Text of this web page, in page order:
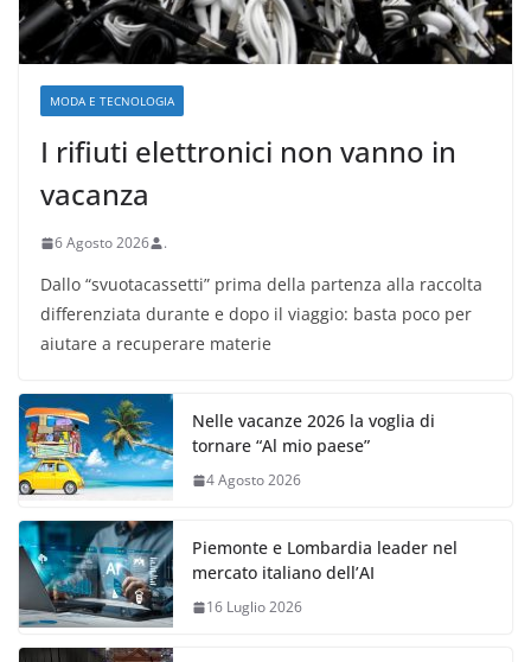
MODA E TECNOLOGIA
I rifiuti elettronici non vanno in
vacanza
6 Agosto 2026 .
Dallo “svuotacassetti” prima della partenza alla raccolta
differenziata durante e dopo il viaggio: basta poco per
aiutare a recuperare materie
Nelle vacanze 2026 la voglia di
tornare “Al mio paese”
4 Agosto 2026
Piemonte e Lombardia leader nel
mercato italiano dell’AI
16 Luglio 2026